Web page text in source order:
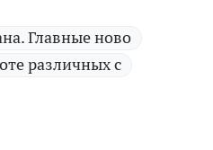
Главные ново
различных с